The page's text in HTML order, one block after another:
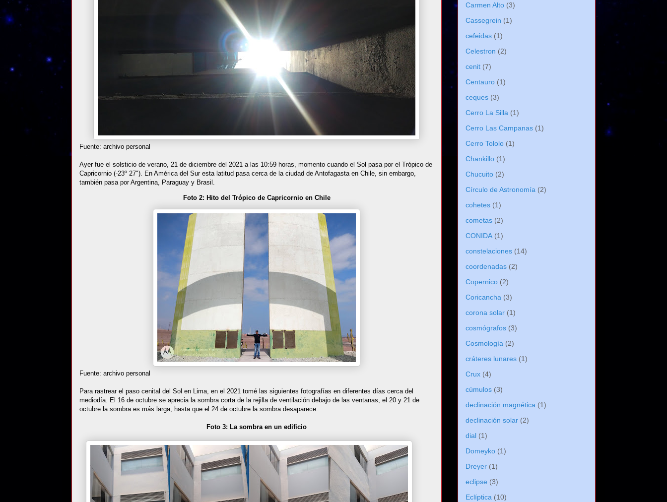
Fuente: archivo personal
Ayer fue el solsticio de verano, 21 de diciembre del 2021 a las 10:59 horas, momento cuando el Sol pasa por el Trópico de
Capricornio (-23º 27"). En América del Sur esta latitud pasa cerca de la ciudad de Antofagasta en Chile, sin embargo,
también pasa por Argentina, Paraguay y Brasil.
Foto 2: Hito del Trópico de Capricornio en Chile
Fuente: archivo personal
Para rastrear el paso cenital del Sol en Lima, en el 2021 tomé las siguientes fotografías en diferentes días cerca del
mediodía. El 16 de octubre se aprecia la sombra corta de la rejilla de ventilación debajo de las ventanas, el 20 y 21 de
octubre la sombra es más larga, hasta que el 24 de octubre la sombra desaparece.
Foto 3: La sombra en un edificio
Carmen Alto (3)
Cassegrein (1)
cefeidas (1)
Celestron (2)
cenit (7)
Centauro (1)
ceques (3)
Cerro La Silla (1)
Cerro Las Campanas (1)
Cerro Tololo (1)
Chankillo (1)
Chucuito (2)
Círculo de Astronomía (2)
cohetes (1)
cometas (2)
CONIDA (1)
constelaciones (14)
coordenadas (2)
Copernico (2)
Coricancha (3)
corona solar (1)
cosmógrafos (3)
Cosmología (2)
cráteres lunares (1)
Crux (4)
cúmulos (3)
declinación magnética (1)
declinación solar (2)
dial (1)
Domeyko (1)
Dreyer (1)
eclipse (3)
Eclíptica (10)